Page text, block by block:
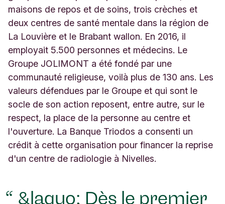
maisons de repos et de soins, trois crèches et
deux centres de santé mentale dans la région de
La Louvière et le Brabant wallon. En 2016, il
employait 5.500 personnes et médecins. Le
Groupe JOLIMONT a été fondé par une
communauté religieuse, voilà plus de 130 ans. Les
valeurs défendues par le Groupe et qui sont le
socle de son action reposent, entre autre, sur le
respect, la place de la personne au centre et
l'ouverture. La Banque Triodos a consenti un
crédit à cette organisation pour financer la reprise
d'un centre de radiologie à Nivelles.
&laquo; Dès le premier